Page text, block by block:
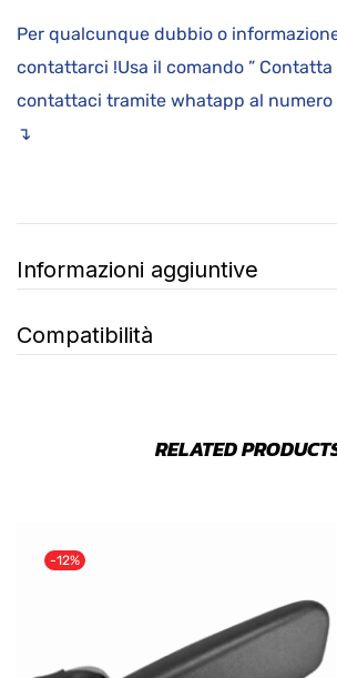
Per qualcunque dubbio o
contattarci !Usa il comando ”
contattaci tramite whatapp al
↴
Informazioni aggiuntive
Compatibilità
RELATED
-12%